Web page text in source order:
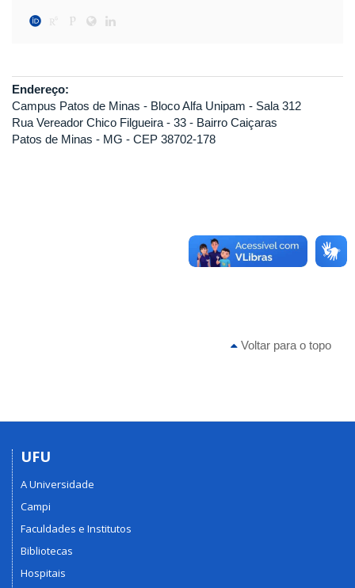
Endereço:
Campus Patos de Minas - Bloco Alfa Unipam - Sala 312
Rua Vereador Chico Filgueira - 33 - Bairro Caiçaras
Patos de Minas - MG - CEP 38702-178
Voltar para o topo
UFU
A Universidade
Campi
Faculdades e Institutos
Bibliotecas
Hospitais